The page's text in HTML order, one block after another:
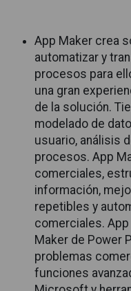
App Maker crea
automatizar y
procesos para
una gran
de la solución.
modelado de
usuario, análisis
procesos. App
comerciales,
información,
repetibles y
comerciales.
Maker de Power
problemas
funciones